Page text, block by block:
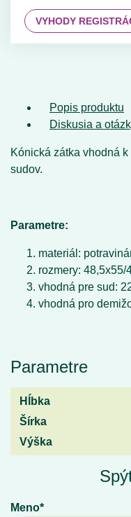
VYHODY
Popis produktu
Diskusia a
Kónická zátka vhodná
sudov.
Parametre:
materiál:
rozmery: 48,5x55/
vhodná pre sud:
vhodná pro
Parametre
Hĺbka
Šírka
Výška
Meno*